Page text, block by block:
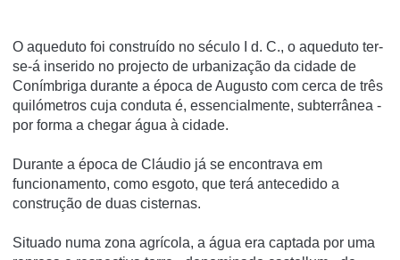
O aqueduto foi construí­do no século I d. C., o aqueduto ter-
se-á inserido no projecto de urbanização da cidade de
Coní­mbriga durante a época de Augusto com cerca de três
quilómetros cuja conduta é, essencialmente, subterrânea -
por forma a chegar água à cidade.
Durante a época de Cláudio já se encontrava em
funcionamento, como esgoto, que terá antecedido a
construção de duas cisternas.
Situado numa zona agrí­cola, a água era captada por uma